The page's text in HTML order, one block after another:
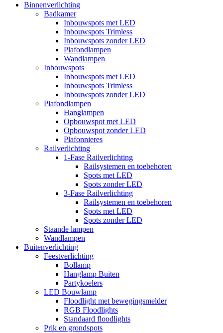
Binnenverlichting
Badkamer
Inbouwspots met LED
Inbouwspots Trimless
Inbouwspots zonder LED
Plafondlampen
Wandlampen
Inbouwspots
Inbouwspots met LED
Inbouwspots Trimless
Inbouwspots zonder LED
Plafondlampen
Hanglampen
Opbouwspot met LED
Opbouwspot zonder LED
Plafonnieres
Railverlichting
1-Fase Railverlichting
Railsystemen en toebehoren
Spots met LED
Spots zonder LED
3-Fase Railverlichting
Railsystemen en toebehoren
Spots met LED
Spots zonder LED
Staande lampen
Wandlampen
Buitenverlichting
Feestverlichting
Bollamp
Hanglamp Buiten
Partykoelers
LED Bouwlamp
Floodlight met bewegingsmelder
RGB Floodlights
Standaard floodlights
Prik en grondspots